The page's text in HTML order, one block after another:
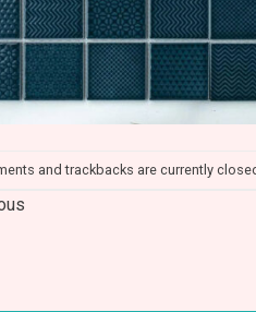
and trackbacks are currently